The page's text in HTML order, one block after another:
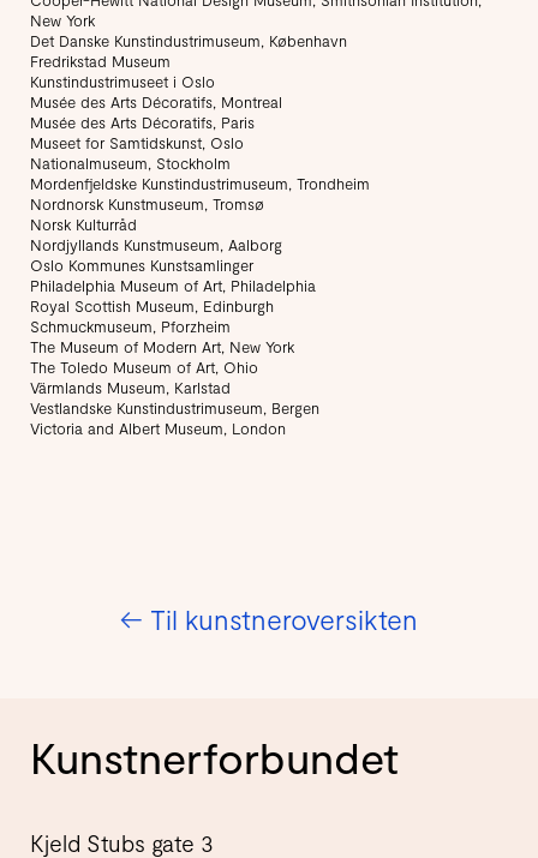
New York
Det Danske Kunstindustrimuseum, København
Fredrikstad Museum
Kunstindustrimuseet i Oslo
Musée des Arts Décoratifs, Montreal
Musée des Arts Décoratifs, Paris
Museet for Samtidskunst, Oslo
Nationalmuseum, Stockholm
Mordenfjeldske Kunstindustrimuseum, Trondheim
Nordnorsk Kunstmuseum, Tromsø
Norsk Kulturråd
Nordjyllands Kunstmuseum, Aalborg
Oslo Kommunes Kunstsamlinger
Philadelphia Museum of Art, Philadelphia
Royal Scottish Museum, Edinburgh
Schmuckmuseum, Pforzheim
The Museum of Modern Art, New York
The Toledo Museum of Art, Ohio
Värmlands Museum, Karlstad
Vestlandske Kunstindustrimuseum, Bergen
Victoria and Albert Museum, London
← Til kunstneroversikten
Kunstnerforbundet
Kjeld Stubs gate 3